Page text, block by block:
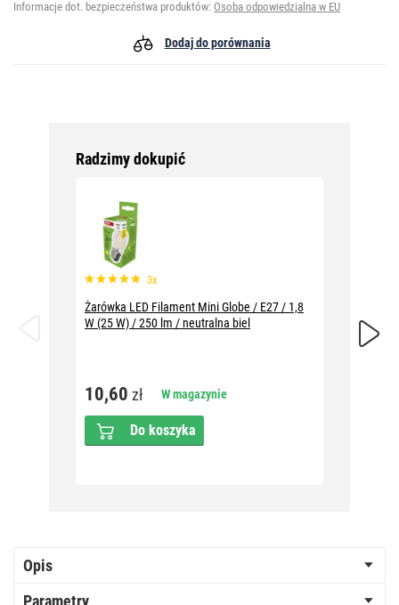
Informacje dot. bezpieczeństwa produktów: Osoba odpowiedzialna w EU
Dodaj do porównania
Radzimy dokupić
3x
Żarówka LED Filament Mini Globe / E27 / 1,8
W (25 W) / 250 lm / neutralna biel
10,60 zł W magazynie
Do koszyka
W (25
Opis